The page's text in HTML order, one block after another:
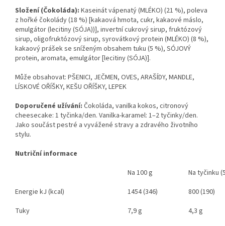
Složení (Čokoláda): Kaseinát vápenatý (MLÉKO) (21 %), poleva
z hořké čokolády (18 %) [kakaová hmota, cukr, kakaové máslo,
emulgátor (lecitiny (SÓJA))], invertní cukrový sirup, fruktózový
sirup, oligofruktózový sirup, syrovátkový protein (MLÉKO) (8 %),
kakaový prášek se sníženým obsahem tuku (5 %), SÓJOVÝ
protein, aromata, emulgátor [lecitiny (SÓJA)].
Může obsahovat: PŠENICI, JEČMEN, OVES, ARAŠÍDY, MANDLE,
LÍSKOVÉ OŘÍŠKY, KEŠU OŘÍŠKY, LEPEK
Doporučené užívání: Čokoláda, vanilka kokos, citronový
cheesecake: 1 tyčinka/den. Vanilka-karamel: 1–2 tyčinky/den.
Jako součást pestré a vyvážené stravy a zdravého životního
stylu.
Nutriční informace
Na 100 g
Na tyčinku
Energie kJ (kcal)
1454 (346)
800 (190)
Tuky
7,9 g
4,3 g